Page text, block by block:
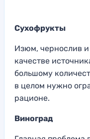
Сухофрукты
Изюм, чернослив и
качестве
большому
в целом нужно
рационе.
Виноград